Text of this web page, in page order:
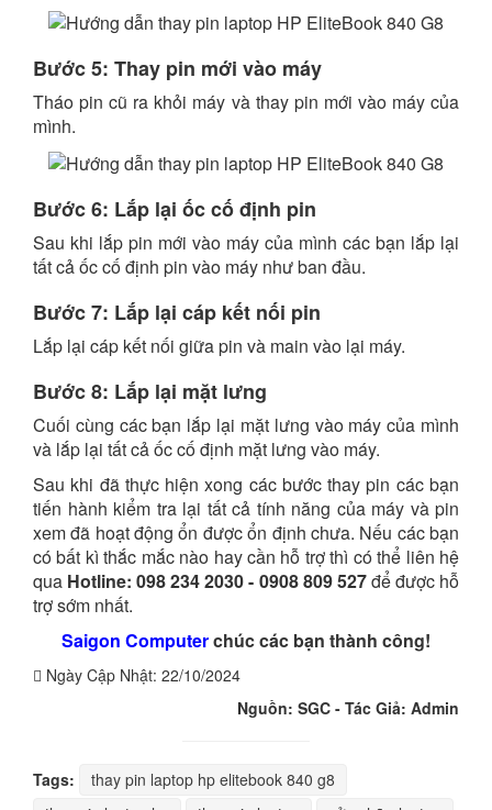
Bước 5: Thay pin mới vào máy
Tháo pin cũ ra khỏi máy và thay pin mới vào máy của
mình.
Bước 6: Lắp lại ốc cố định pin
Sau khi lắp pin mới vào máy của mình các bạn lắp lại
tất cả ốc cố định pin vào máy như ban đầu.
Bước 7: Lắp lại cáp kết nối pin
Lắp lại cáp kết nối giữa pin và main vào lại máy.
Bước 8: Lắp lại mặt lưng
Cuối cùng các bạn lắp lại mặt lưng vào máy của mình
và lắp lại tất cả ốc cố định mặt lưng vào máy.
Sau khi đã thực hiện xong các bước thay pin các bạn
tiến hành kiểm tra lại tất cả tính năng của máy và pin
xem đã hoạt động ổn được ổn định chưa. Nếu các bạn
có bất kì thắc mắc nào hay cần hỗ trợ thì có thể liên hệ
qua Hotline: 098 234 2030 - 0908 809 527để được hỗ
trợ sớm nhất.
Saigon Computerchúc các bạn thành công!
Ngày Cập Nhật: 22/10/2024
Nguồn: SGC - Tác Giả: Admin
Tags:
thay pin laptop hp elitebook 840 g8